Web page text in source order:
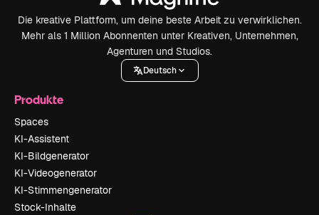
Die kreative Plattform, um deine beste Arbeit zu verwirklichen.
Mehr als 1 Million Abonnenten unter Kreativen, Unternehmen,
Agenturen und Studios.
Deutsch
Produkte
Spaces
KI-Assistent
KI-Bildgenerator
KI-Videogenerator
KI-Stimmengenerator
Stock-Inhalte